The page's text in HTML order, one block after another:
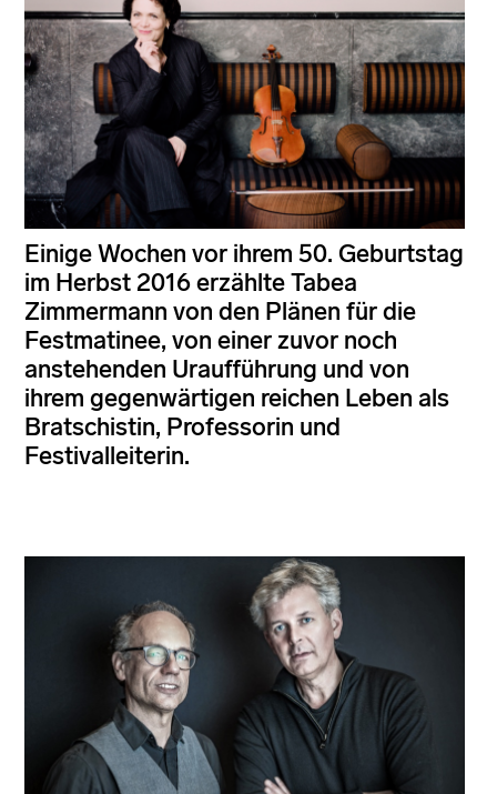
Einige Wochen vor ihrem 50. Geburtstag
im Herbst 2016 erzählte Tabea
Zimmermann von den Plänen für die
Festmatinee, von einer zuvor noch
anstehenden Uraufführung und von
ihrem gegenwärtigen reichen Leben als
Bratschistin, Professorin und
Festivalleiterin.